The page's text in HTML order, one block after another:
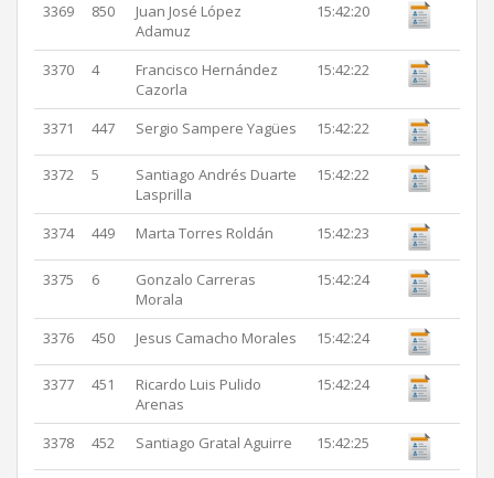
3369 850
Juan José López
Adamuz
15:42:20
3370 4
Francisco Hernández
Cazorla
15:42:22
3371 447 Sergio Sampere Yagües 15:42:22
3372 5
Santiago Andrés Duarte
Lasprilla
15:42:22
3374 449 Marta Torres Roldán 15:42:23
3375 6
Gonzalo Carreras
Morala
15:42:24
3376 450 Jesus Camacho Morales 15:42:24
3377 451
Ricardo Luis Pulido
Arenas
15:42:24
3378 452 Santiago Gratal Aguirre 15:42:25